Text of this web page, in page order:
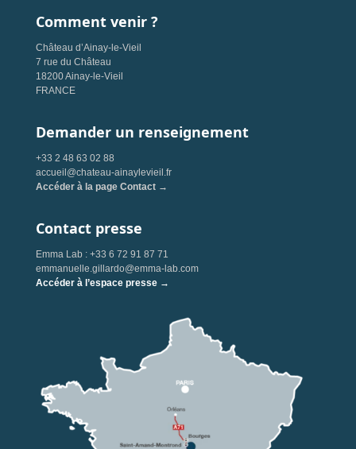
Comment venir ?
Château d’Ainay-le-Vieil
7 rue du Château
18200 Ainay-le-Vieil
FRANCE
Demander un renseignement
+33 2 48 63 02 88
accueil@chateau-ainaylevieil.fr
Accéder à la page Contact →
Contact presse
Emma Lab : +33 6 72 91 87 71
emmanuelle.gillardo@emma-lab.com
Accéder à l’espace presse →